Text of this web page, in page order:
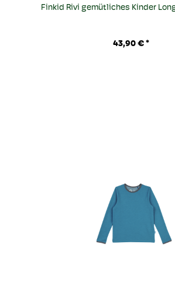
Finkid Rivi gemütliches Kinder
43,90 € *